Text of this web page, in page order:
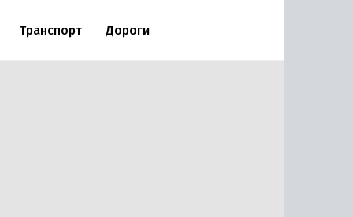
Транспорт Дороги